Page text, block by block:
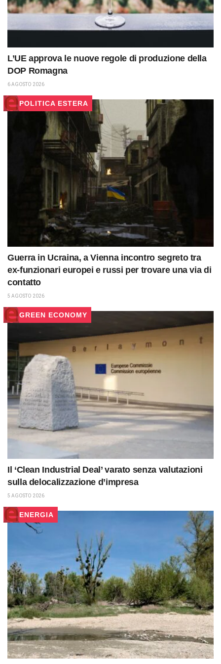
L’UE approva le nuove regole di produzione della
DOP Romagna
6 AGOSTO 2026
POLITICA ESTERA
Guerra in Ucraina, a Vienna incontro segreto tra
ex-funzionari europei e russi per trovare una via di
contatto
5 AGOSTO 2026
GREEN ECONOMY
Il ‘Clean Industrial Deal’ varato senza valutazioni
sulla delocalizzazione d’impresa
5 AGOSTO 2026
ENERGIA